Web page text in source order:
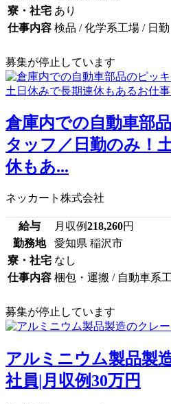
寮・社宅 あり
仕事内容 検品 / 化学系工場 / 日勤
募集が停止しています
倉庫内での自動車部
タッフ／日勤のみ！
休もあ...
ネッカート株式会社
給与 月収例218,260円
勤務地
愛知県 稲沢市
寮・社宅 なし
仕事内容 梱包・運搬 / 自動車系
募集が停止しています
アルミニウム製品製
社員|月収例30万円